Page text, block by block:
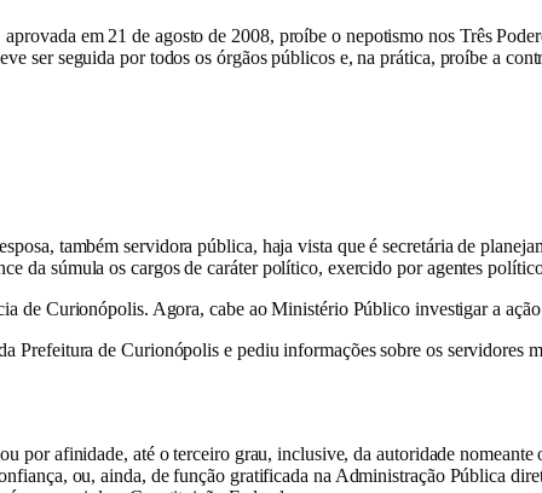
em 21 de agosto de 2008, proíbe o nepotismo nos Três
ser seguida por todos os órgãos públicos e, na prática, proíbe a
também servidora pública, haja vista que é secretária de
da súmula os cargos de caráter político, exercido por agentes
de Curionópolis. Agora, cabe ao Ministério Público investigar a
Prefeitura de Curionópolis e pediu informações sobre os servidores
por afinidade, até o terceiro grau, inclusive, da autoridade
ou, ainda, de função gratificada na Administração Pública